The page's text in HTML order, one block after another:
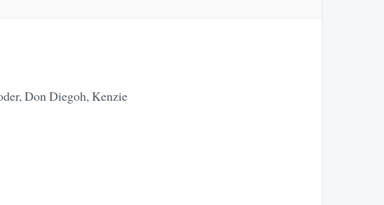
Don Diegoh, Kenzie